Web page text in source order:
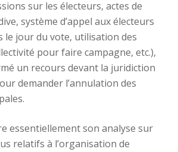
sur les électeurs, actes de
système d’appel aux électeurs
le jour du vote, utilisation des
pour faire campagne, etc.),
un recours devant la juridiction
demander l’annulation des
essentiellement son analyse sur
relatifs à l’organisation de